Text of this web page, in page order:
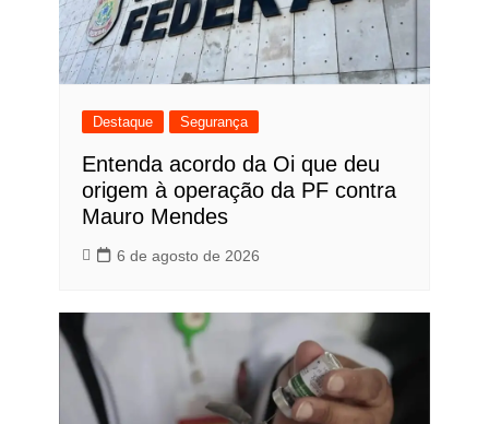
Destaque Segurança
Entenda acordo da Oi que deu
origem à operação da PF contra
Mauro Mendes
6 de agosto de 2026